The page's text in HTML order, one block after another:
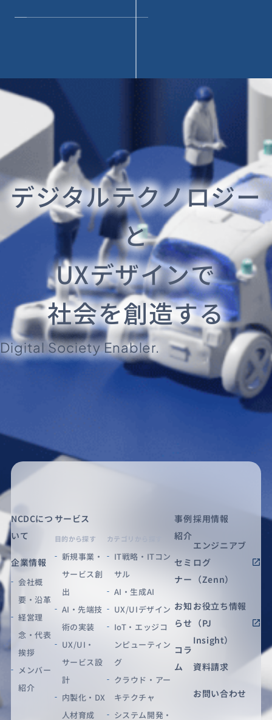
デジタルテクノロジー
と
UXデザインで
社会を創造する
Digital Society Enabler.
NCDCにつ
いて
企業情報
会社概
要・沿革
経営理
念・代表
挨拶
メンバー
紹介
サービス
目的から探す
新規事業・
サービス創
出
AI・先端技
術の実装
UX/UI・
サービス設
計
内製化・DX
人材育成
カテゴリから探す
IT戦略・ITコン
サル
AI・生成AI
UX/UIデザイン
IoT・エッジコ
ンピューティン
グ
クラウド・アー
キテクチャ
システム開発・
事例
紹介
セミ
ナー
お知
らせ
コラ
ム
採用情報
エンジニアブ
ログ
（Zenn）
お役立ち情報
（PJ
Insight）
資料請求
お問い合わせ